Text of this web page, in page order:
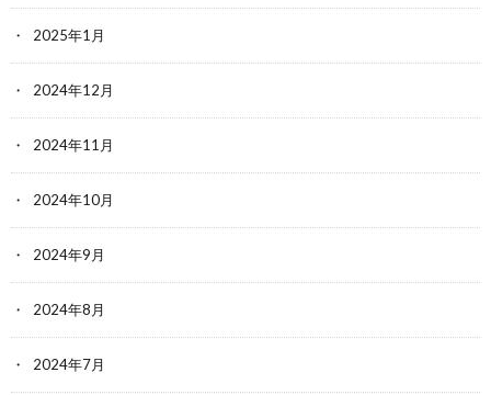
2025年1月
2024年12月
2024年11月
2024年10月
2024年9月
2024年8月
2024年7月